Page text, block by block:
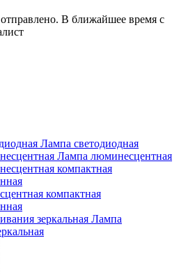
В ближайшее время с
Лампа светодиодная
Лампа люминесцентная
компактная
Лампа